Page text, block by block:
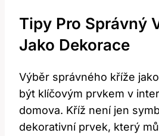
Tipy Pro Správný
Jako Dekorace
Výběr správného kříže
být klíčovým prvkem v
domova. Kříž není jen
dekorativní prvek, který